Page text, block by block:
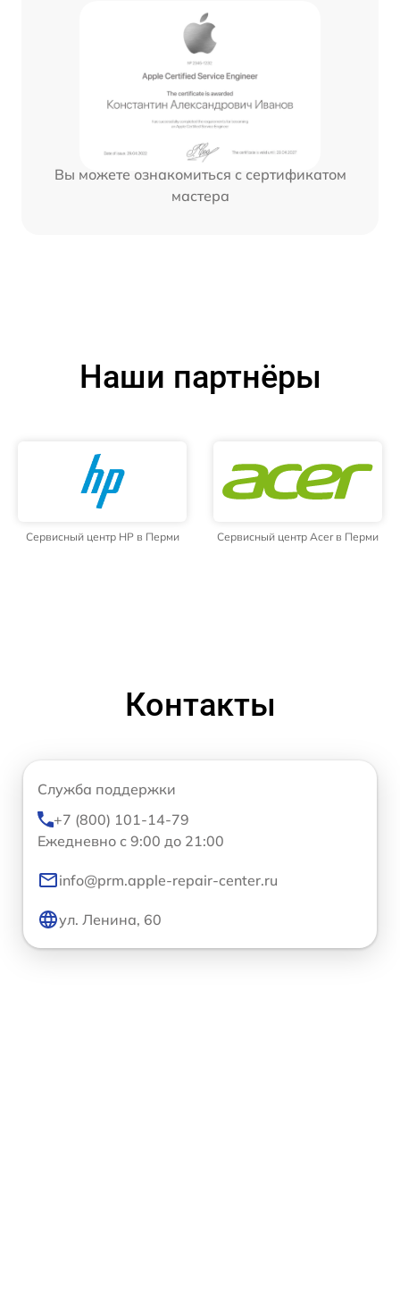
Вы можете ознакомиться с сертификатом
мастера
Наши партнёры
Сервисный центр HP в Перми Сервисный центр Acer в Перми
Контакты
Служба поддержки
+7 (800) 101-14-79
Ежедневно с 9:00 до 21:00
info@prm.apple-repair-center.ru
ул. Ленина, 60